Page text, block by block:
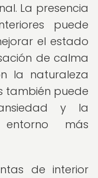
La presencia
puede
el estado
de calma
la naturaleza
también puede
y la
más
de interior